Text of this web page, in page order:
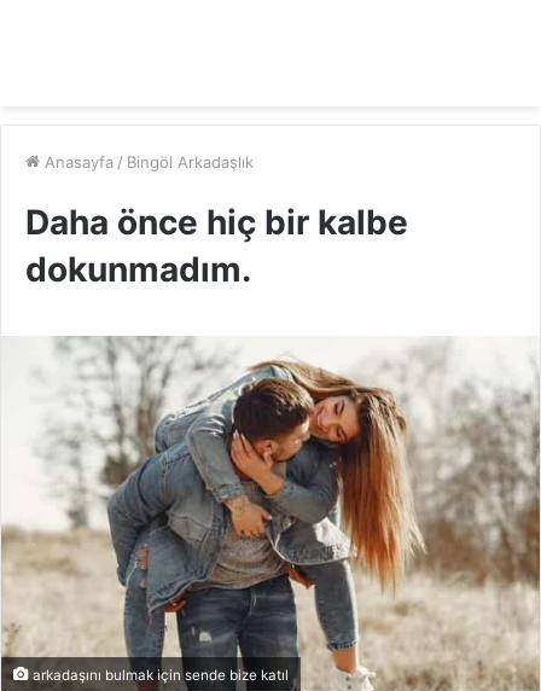
Anasayfa / Bingöl Arkadaşlık
Daha önce hiç bir kalbe
dokunmadım.
arkadaşını bulmak için sende bize katıl